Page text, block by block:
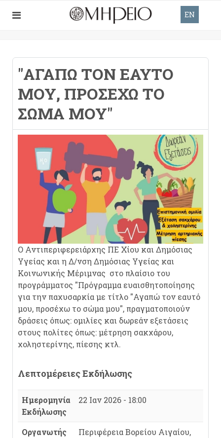
EN
"ΑΓΑΠΏ ΤΟΝ ΕΑΥΤΌ
ΜΟΥ, ΠΡΟΣΈΧΩ ΤΟ
ΣΏΜΑ ΜΟΥ"
Ο Αντιπεριφερειάρχης ΠΕ Χίου και Δημόσιας
Υγείας και η Δ/νση Δημόσιας Υγείας και
Κοινωνικής Μέριμνας στο πλαίσιο του
προγράμματος "Πρόγραμμα ευαισθητοποίησης
για την παχυσαρκία με τίτλο "Αγαπώ τον εαυτό
μου, προσέχω το σώμα μου", πραγματοποιούν
δράσεις όπως: ομιλίες και δωρεάν εξετάσεις
στους πολίτες όπως: μέτρηση σακχάρου,
χοληστερίνης, πίεσης κτλ.
Λεπτομέρειες Εκδήλωσης
Ημερομηνία
Εκδήλωσης
22 Ιαν 2026 - 18:00
Οργανωτής
Περιφέρεια Βορείου Αιγαίου,